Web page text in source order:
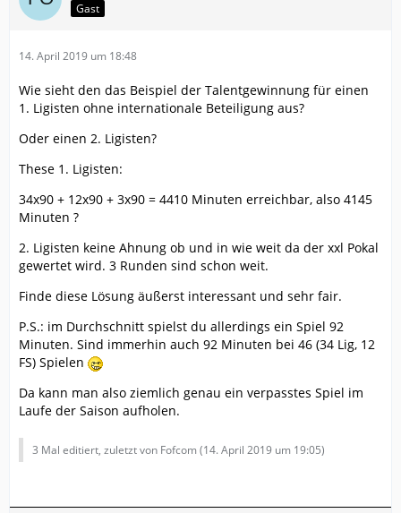
Gast
14. April 2019 um 18:48
Wie sieht den das Beispiel der Talentgewinnung für einen
1. Ligisten ohne internationale Beteiligung aus?
Oder einen 2. Ligisten?
These 1. Ligisten:
34x90 + 12x90 + 3x90 = 4410 Minuten erreichbar, also 4145
Minuten ?
2. Ligisten keine Ahnung ob und in wie weit da der xxl Pokal
gewertet wird. 3 Runden sind schon weit.
Finde diese Lösung äußerst interessant und sehr fair.
P.S.: im Durchschnitt spielst du allerdings ein Spiel 92
Minuten. Sind immerhin auch 92 Minuten bei 46 (34 Lig, 12
FS) Spielen
Da kann man also ziemlich genau ein verpasstes Spiel im
Laufe der Saison aufholen.
3 Mal editiert, zuletzt von Fofcom (14. April 2019 um 19:05)